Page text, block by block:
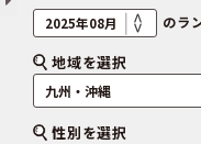
のラ
地域を選択
性別を選択